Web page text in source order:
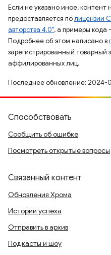
Если не указано иное, контент
предоставляется полицензии
авторства 4.0", а примеры кода
Подробнее об этом написано в
зарегистрированный товарный
аффилированных лиц.
Последнее обновление: 2024-
Способствовать
Сообщить об ошибке
Посмотреть открытые вопросы
Связанный контент
Обновления Хрома
Истории успеха
Отправить в архив
Подкасты и шоу